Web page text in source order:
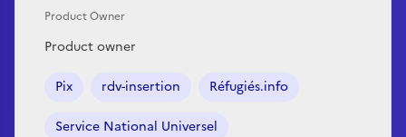
Product Owner
Product owner
Pix rdv-insertion Réfugiés.info
Service National Universel